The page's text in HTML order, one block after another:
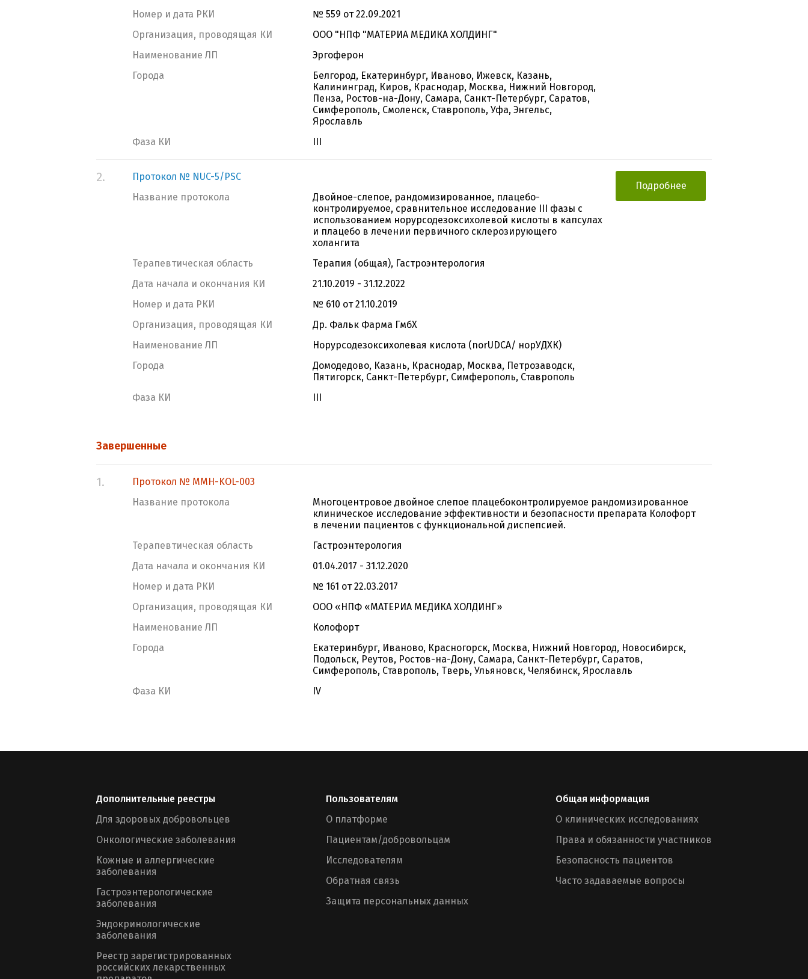
Номер и дата РКИ
№ 559 от 22.09.2021
Организация, проводящая КИ
ООО "НПФ "МАТЕРИА МЕДИКА ХОЛДИНГ"
Наименование ЛП
Эргоферон
Города
Белгород, Екатеринбург, Иваново, Ижевск, Казань,
Калининград, Киров, Краснодар, Москва, Нижний Новгород,
Пенза, Ростов-на-Дону, Самара, Санкт-Петербург, Саратов,
Симферополь, Смоленск, Ставрополь, Уфа, Энгельс,
Ярославль
Фаза КИ
III
2.
Протокол № NUC-5/PSC
Название протокола
Двойное-слепое, рандомизированное, плацебо-
контролируемое, сравнительное исследование III фазы с
использованием норурсодезоксихолевой кислоты в капсулах
и плацебо в лечении первичного склерозирующего
холангита
Терапевтическая область
Терапия (общая), Гастроэнтерология
Дата начала и окончания КИ
21.10.2019 - 31.12.2022
Номер и дата РКИ
№ 610 от 21.10.2019
Организация, проводящая КИ
Др. Фальк Фарма ГмбХ
Наименование ЛП
Норурсодезоксихолевая кислота (norUDCA/ норУДХК)
Города
Домодедово, Казань, Краснодар, Москва, Петрозаводск,
Пятигорск, Санкт-Петербург, Симферополь, Ставрополь
Фаза КИ
III
Подробнее
Завершенные
1.
Протокол № MMH-KOL-003
Название протокола
Многоцентровое двойное слепое плацебоконтролируемое рандомизированное
клиническое исследование эффективности и безопасности препарата Колофорт
в лечении пациентов с функциональной диспепсией.
Терапевтическая область
Гастроэнтерология
Дата начала и окончания КИ
01.04.2017 - 31.12.2020
Номер и дата РКИ
№ 161 от 22.03.2017
Организация, проводящая КИ
ООО «НПФ «МАТЕРИА МЕДИКА ХОЛДИНГ»
Наименование ЛП
Колофорт
Города
Екатеринбург, Иваново, Красногорск, Москва, Нижний Новгород, Новосибирск,
Подольск, Реутов, Ростов-на-Дону, Самара, Санкт-Петербург, Саратов,
Симферополь, Ставрополь, Тверь, Ульяновск, Челябинск, Ярославль
Фаза КИ
IV
Дополнительные реестры
Для здоровых добровольцев
Онкологические заболевания
Кожные и аллергические
заболевания
Гастроэнтерологические
заболевания
Эндокринологические
заболевания
Реестр зарегистрированных
российских лекарственных
Пользователям
О платформе
Пациентам/добровольцам
Исследователям
Обратная связь
Защита персональных данных
Общая информация
О клинических исследованиях
Права и обязанности участников
Безопасность пациентов
Часто задаваемые вопросы